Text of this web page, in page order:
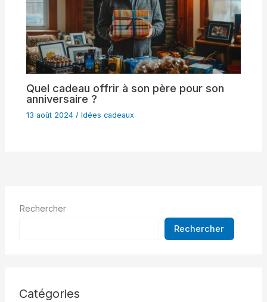
Quel cadeau offrir à son père pour son
anniversaire ?
13 août 2024 /Idées cadeaux
Rechercher
Rechercher
Catégories